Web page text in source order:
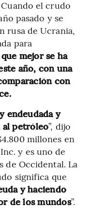
el crudo
pasado y se
rusa de Ucrania,
para
mejor se ha
año, con una
con
endeudada y
al petróleo”, dijo
millones en
y es uno de
de Occidental. La
significa que
y haciendo
de los mundos”.